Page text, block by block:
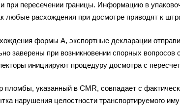
при пересечении границы. Информацию в
любые расхождения при досмотре приводят к
формы А, экспортные декларации
заверены при возникновении спорных
инициируют процедуру досмотра с
пломбы, указанный в CMR, совпадает с
нарушения целостности транспортируемого